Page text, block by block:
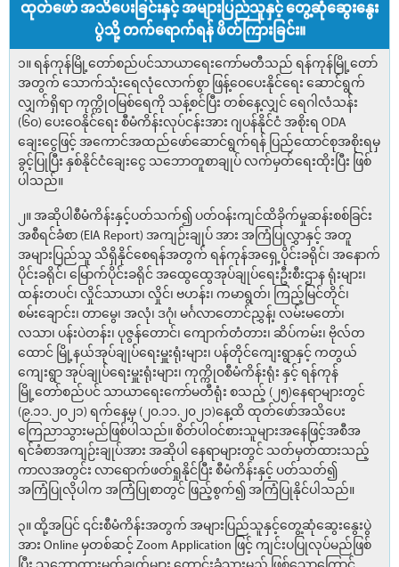
ထုတ်ဖော် အသိပေးခြင်းနှင့် အများပြည်သူနှင့် တွေ့ဆုံဆွေးနွေး
ပွဲသို့ တက်ရောက်ရန် ဖိတ်ကြားခြင်း။
၁။ ရန်ကုန်မြို့တော်စည်ပင်သာယာရေးကော်မတီသည် ရန်ကုန်မြို့တော်
အတွက် သောက်သုံးရေလုံလောက်စွာ ဖြန့်ဝေပေးနိုင်ရေး ဆောင်ရွက်
လျှက်ရှိရာ ကုက္ကိုဝမြစ်ရေကို သန့်စင်ပြီး တစ်နေ့လျှင် ရေဂါလံသန်း
(၆၀) ပေးဝေနိုင်ရေး စီမံကိန်းလုပ်ငန်းအား ဂျပန်နိုင်ငံ အစိုးရ ODA
ချေးငွေဖြင့် အကောင်အထည်ဖော်ဆောင်ရွက်ရန် ပြည်ထောင်စုအစိုးရမှ
ခွင့်ပြုပြီး နှစ်နိုင်ငံချေးငွေ သဘောတူစာချုပ် လက်မှတ်ရေးထိုးပြီး ဖြစ်
ပါသည်။
၂။ အဆိုပါစီမံကိန်းနှင့်ပတ်သက်၍ ပတ်ဝန်းကျင်ထိခိုက်မှုဆန်းစစ်ခြင်း
အစီရင်ခံစာ (EIA Report) အကျဉ်းချုပ် အား အကြံပြုလွှာနှင့် အတူ
အများပြည်သူ သိရှိနိုင်စေရန်အတွက် ရန်ကုန်အရှေ့ပိုင်းခရိုင်၊ အနောက်
ပိုင်းခရိုင်၊ မြောက်ပိုင်းခရိုင် အထွေထွေအုပ်ချုပ်ရေးဦးစီးဌာန ရုံးများ၊
ထန်းတပင်၊ လှိုင်သာယာ၊ လှိုင်၊ ဗဟန်း၊ ကမာရွတ်၊ ကြည့်မြင်တိုင်၊
စမ်းချောင်း၊ တာမွေ၊ အလုံ၊ ဒဂုံ၊ မင်္ဂလာတောင်ညွှန့်၊ လမ်းမတော်၊
လသာ၊ ပန်းပဲတန်း၊ ပုဇွန်တောင်၊ ကျောက်တံတား၊ ဆိပ်ကမ်း၊ ဗိုလ်တ
ထောင် မြို့နယ်အုပ်ချုပ်ရေးမှူးရုံးများ၊ ပန်တိုင်ကျေးရွာနှင့် ကတွယ်
ကျေးရွာ အုပ်ချုပ်ရေးမှူးရုံးများ၊ ကုက္ကိုဝစီမံကိန်းရုံး နှင့် ရန်ကုန်
မြို့တော်စည်ပင် သာယာရေးကော်မတီရုံး စသည့် (၂၅)နေရာများတွင်
(၉.၁၁.၂၀၂၁) ရက်နေ့မှ (၂၀.၁၁.၂၀၂၁)နေ့ထိ ထုတ်ဖော်အသိပေး
ကြေညာသွားမည်ဖြစ်ပါသည်။ စိတ်ပါဝင်စားသူများအနေဖြင့်အစီအ
ရင်ခံစာအကျဉ်းချုပ်အား အဆိုပါ နေရာများတွင် သတ်မှတ်ထားသည့်
ကာလအတွင်း လာရောက်ဖတ်ရှုနိုင်ပြီး စီမံကိန်းနှင့် ပတ်သတ်၍
အကြံပြုလိုပါက အကြံပြုစာတွင် ဖြည့်စွက်၍ အကြံပြုနိုင်ပါသည်။
၃။ ထို့အပြင် ၎င်းစီမံကိန်းအတွက် အများပြည်သူနှင့်တွေ့ဆုံဆွေးနွေးပွဲ
အား Online မှတစ်ဆင့် Zoom Application ဖြင့် ကျင်းပပြုလုပ်မည်ဖြစ်